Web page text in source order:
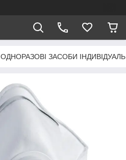
ОДНОРАЗОВІ ЗАСОБИ